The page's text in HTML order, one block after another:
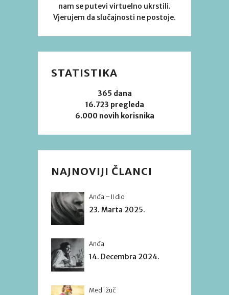
nam se putevi virtuelno ukrstili.
Vjerujem da slučajnosti ne postoje.
STATISTIKA
365 dana
16.723 pregleda
6.000 novih korisnika
NAJNOVIJI ČLANCI
Anđa – II dio
23. Marta 2025.
Anđa
14. Decembra 2024.
Med i žuč